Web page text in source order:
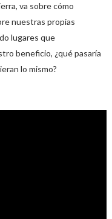
va sobre cómo
nuestras propias
lugares que
beneficio, ¿qué pasaría
lo mismo?